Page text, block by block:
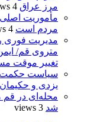
مرز عراق 4 views
مأموریت اصلی
مردم است 4 views
مدیریت فوری
متروی قم/
تغییر موقت
سیاست حکمت:
یزدی و حکیمان
محله‌ای در قم
شد 3 views